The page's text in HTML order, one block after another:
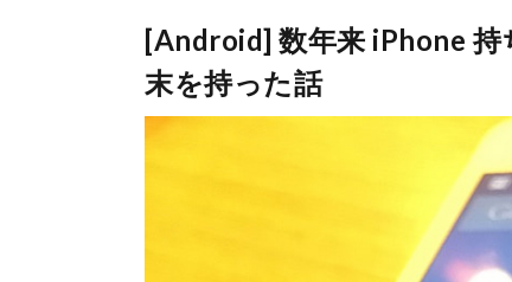
[Android] 数年来 iPhone
末を持った話